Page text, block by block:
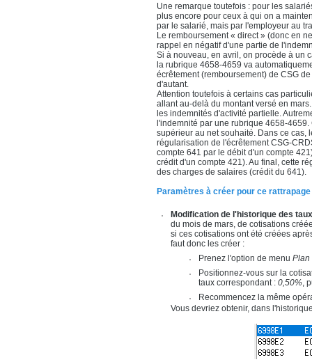
Une remarque toutefois : pour les
plus encore pour ceux à qui on a
par le salarié, mais par l'employeur au
Le remboursement « direct » (donc en
rappel en négatif d'une partie de
Si à nouveau, en avril, on procède à un
la rubrique 4658-4659 va
écrêtement (remboursement) de CSG
d'autant.
Attention toutefois à certains cas
allant au-delà du montant versé en
les indemnités d'activité partielle.
l'indemnité par une rubrique 4658-
supérieur au net souhaité. Dans ce cas,
régularisation de l'écrêtement CSG-
compte 641 par le débit d'un compte
crédit d'un compte 421). Au final, cette
des charges de salaires (crédit du 641).
Paramètres à créer pour ce rattrapage
Modification de l'historique des
du mois de mars, de cotisations
si ces cotisations ont été créées
faut donc les créer :
Prenez l'option de menu Plan
Positionnez-vous sur la
taux correspondant : 0,50%,
Recommencez la même
Vous devriez obtenir, dans